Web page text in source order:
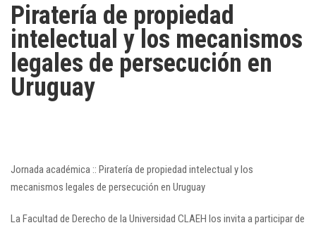
Piratería de propiedad
intelectual y los mecanismos
legales de persecución en
Uruguay
Jornada académica :: Piratería de propiedad intelectual y los
mecanismos legales de persecución en Uruguay
La Facultad de Derecho de la Universidad CLAEH los invita a participar de